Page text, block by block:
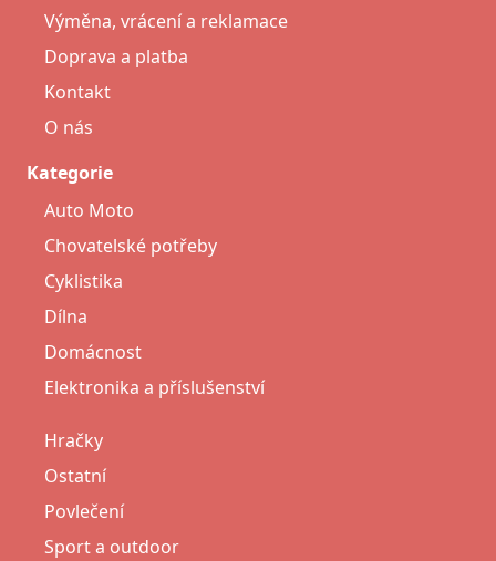
Výměna, vrácení a reklamace
Doprava a platba
Kontakt
O nás
Kategorie
Auto Moto
Chovatelské potřeby
Cyklistika
Dílna
Domácnost
Elektronika a příslušenství
Hračky
Ostatní
Povlečení
Sport a outdoor